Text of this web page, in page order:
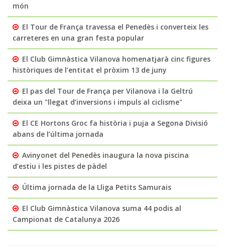
món
El Tour de França travessa el Penedès i converteix les
carreteres en una gran festa popular
El Club Gimnàstica Vilanova homenatjarà cinc figures
històriques de l’entitat el pròxim 13 de juny
El pas del Tour de França per Vilanova i la Geltrú
deixa un "llegat d’inversions i impuls al ciclisme"
El CE Hortons Groc fa història i puja a Segona Divisió
abans de l’última jornada
Avinyonet del Penedès inaugura la nova piscina
d’estiu i les pistes de pàdel
Última jornada de la Lliga Petits Samurais
El Club Gimnàstica Vilanova suma 44 podis al
Campionat de Catalunya 2026